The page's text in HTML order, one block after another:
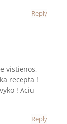
Reply
vistienos,
recepta !
! Aciu
Reply